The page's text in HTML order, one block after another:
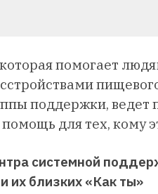
помогает
поддержки, ведет
для тех, кому
системной
их близких «Как ты»